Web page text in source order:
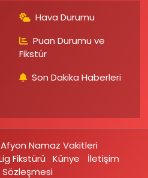
Hava Durumu
Puan Durumu ve
Fikstür
Son Dakika Haberleri
Afyon Namaz Vakitleri
Fikstürü Künye
İletişim
Sözleşmesi